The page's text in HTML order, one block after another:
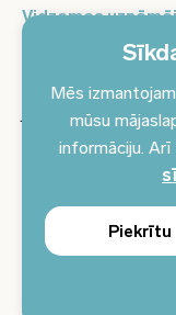
Mēs
mūsu
informāciju.
Piekrītu
Vidzemes
Balso Vidzeme
Pierakstieties
jaunumus savā e-